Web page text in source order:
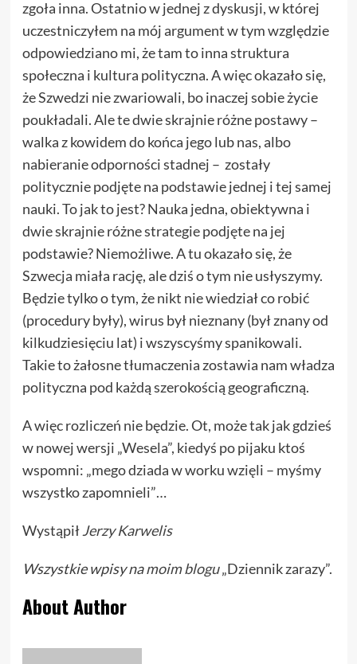
zgoła inna. Ostatnio w jednej z dyskusji, w której
uczestniczyłem na mój argument w tym względzie
odpowiedziano mi, że tam to inna struktura
społeczna i kultura polityczna. A więc okazało się,
że Szwedzi nie zwariowali, bo inaczej sobie życie
poukładali. Ale te dwie skrajnie różne postawy –
walka z kowidem do końca jego lub nas, albo
nabieranie odporności stadnej – zostały
politycznie podjęte na podstawie jednej i tej samej
nauki. To jak to jest? Nauka jedna, obiektywna i
dwie skrajnie różne strategie podjęte na jej
podstawie? Niemożliwe. A tu okazało się, że
Szwecja miała rację, ale dziś o tym nie usłyszymy.
Będzie tylko o tym, że nikt nie wiedział co robić
(procedury były), wirus był nieznany (był znany od
kilkudziesięciu lat) i wszyscyśmy spanikowali.
Takie to żałosne tłumaczenia zostawia nam władza
polityczna pod każdą szerokością geograficzną.
A więc rozliczeń nie będzie. Ot, może tak jak gdzieś
w nowej wersji „Wesela”, kiedyś po pijaku ktoś
wspomni: „mego dziada w worku wzięli – myśmy
wszystko zapomnieli”…
WystąpiłJerzy Karwelis
Wszystkie wpisy namoim blogu„Dziennik zarazy”.
About Author